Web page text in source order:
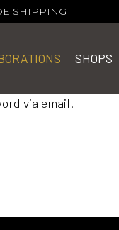
SHIPPING
SHOPS
via email.